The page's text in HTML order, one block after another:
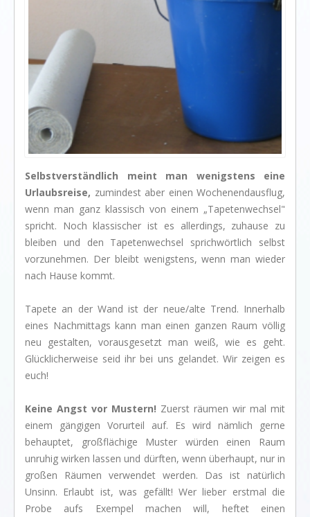
Dinner with friends
I love my dog!
Wusstet Ihr schon?
Behind the scenes...
Enjoy!
Events
Lässige Möbel
Must have
Strände
Styling
Kramkiste
KONTAKT
Kontaktformular
Selbstverständlich meint man wenigstens eine
Urlaubsreise, zumindest aber einen Wochenendausflug,
wenn man ganz klassisch von einem „Tapetenwechsel"
spricht. Noch klassischer ist es allerdings, zuhause zu
bleiben und den Tapetenwechsel sprichwörtlich selbst
vorzunehmen. Der bleibt wenigstens, wenn man wieder
nach Hause kommt.
Tapete an der Wand ist der neue/alte Trend. Innerhalb
eines Nachmittags kann man einen ganzen Raum völlig
neu gestalten, vorausgesetzt man weiß, wie es geht.
Glücklicherweise seid ihr bei uns gelandet. Wir zeigen es
euch!
Keine Angst vor Mustern! Zuerst räumen wir mal mit
einem gängigen Vorurteil auf. Es wird nämlich gerne
behauptet, großflächige Muster würden einen Raum
unruhig wirken lassen und dürften, wenn überhaupt, nur in
großen Räumen verwendet werden. Das ist natürlich
Unsinn. Erlaubt ist, was gefällt! Wer lieber erstmal die
Probe aufs Exempel machen will, heftet einen